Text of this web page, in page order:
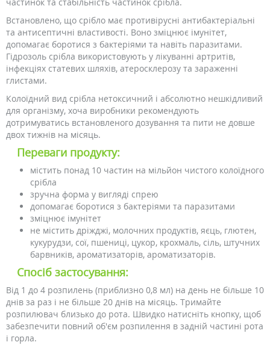
Встановлено, що срібло має противірусні антибактеріальні
та антисептичні властивості. Воно зміцнює імунітет,
допомагає боротися з бактеріями та навіть паразитами.
Гідрозоль срібла використовують у лікуванні артритів,
інфекціях статевих шляхів, атеросклерозу та зараженні
глистами.
Колоїдний вид срібла нетоксичний і абсолютно нешкідливий
для організму, хоча виробники рекомендують
дотримуватись встановленого дозування та пити не довше
двох тижнів на місяць.
Переваги продукту:
містить понад 10 частин на мільйон чистого колоїдного
срібла
зручна форма у вигляді спрею
допомагає боротися з бактеріями та паразитами
зміцнює імунітет
не містить дріжджі, молочних продуктів, яєць, глютен,
кукурудзи, сої, пшениці, цукор, крохмаль, сіль, штучних
барвників, ароматизаторів, ароматизаторів.
Спосіб застосування:
Від 1 до 4 розпилень (приблизно 0,8 мл) на день не більше 10
днів за раз і не більше 20 днів на місяць. Тримайте
розпилювач близько до рота. Швидко натисніть кнопку, щоб
забезпечити повний об'єм розпилення в задній частині рота
і горла.